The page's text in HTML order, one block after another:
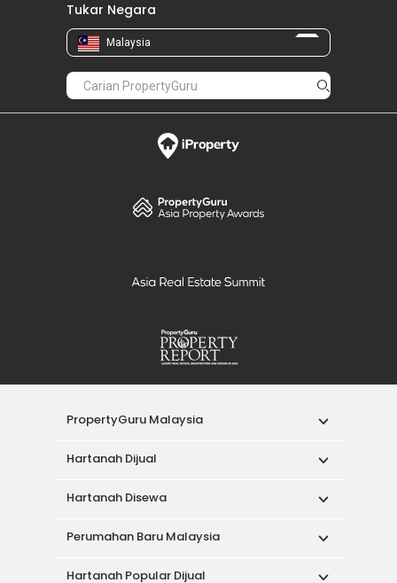
Tukar Negara
Malaysia
PropertyGuru Malaysia
Hartanah Dijual
Hartanah Disewa
Perumahan Baru Malaysia
Hartanah Popular Dijual